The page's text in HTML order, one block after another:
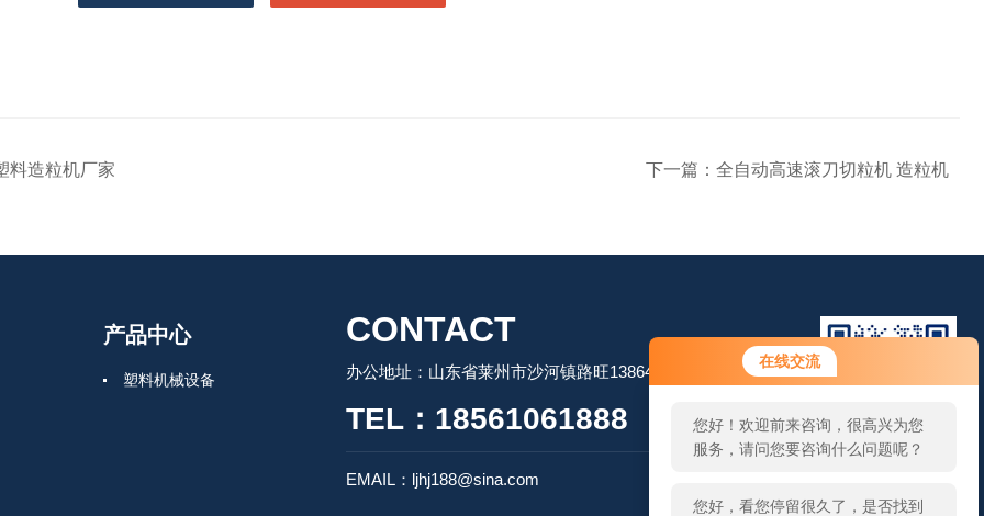
在线交流
您好！欢迎前来咨询，很高兴为您
服务，请问您要咨询什么问题呢？
您好，看您停留很久了，是否找到
了需求产品，您可以直接在线与我
料造粒机厂家 下一篇： 全自动高速滚刀切粒机 造粒机
产品中心
塑料机械设备
CONTACT
办公地址：山东省莱州市沙河镇路旺13864506509
TEL：18561061888
EMAIL：ljhj188@sina.com